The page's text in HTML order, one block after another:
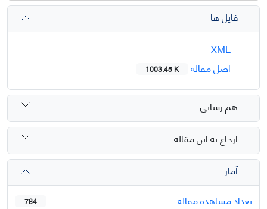
فایل ها
اصل مقاله
1003.45 K
هم رسانی
ارجاع به این مقاله
آمار
تعداد مشاهده مقاله
784